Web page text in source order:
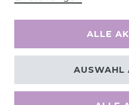
ALLE
AUSWAHL